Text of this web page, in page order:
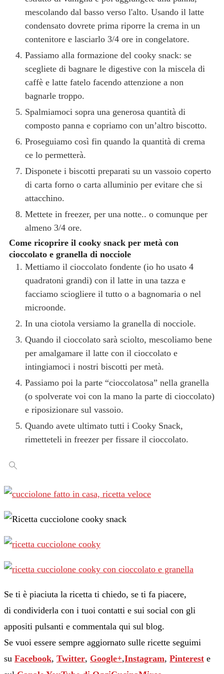
mescolando dal basso verso l'alto. Usando il latte
condensato dovrete prima riporre la crema in un
contenitore e lasciarlo 3/4 ore in congelatore.
Passiamo alla formazione del cooky snack: se
scegliete di bagnare le digestive con la miscela di
caffè e latte fatelo facendo attenzione a non
bagnarle troppo.
Spalmiamoci sopra una generosa quantità di
composto panna e copriamo con un’altro biscotto.
Proseguiamo così fin quando la quantità di crema
ce lo permetterà.
Disponete i biscotti preparati su un vassoio coperto
di carta forno o carta alluminio per evitare che si
attacchino.
Mettete in freezer, per una notte.. o comunque per
almeno 3/4 ore.
Come ricoprire il cooky snack per metà con
cioccolato e granella di nocciole
Mettiamo il cioccolato fondente (io ho usato 4
quadratoni grandi) con il latte in una tazza e
facciamo sciogliere il tutto o a bagnomaria o nel
microonde.
In una ciotola versiamo la granella di nocciole.
Quando il cioccolato sarà sciolto, mescoliamo bene
per amalgamare il latte con il cioccolato e
intingiamoci i nostri biscotti per metà.
Passiamo poi la parte “cioccolatosa” nella granella
(o spolverate voi con la mano la parte di cioccolato)
e riposizionare sul vassoio.
Quando avete ultimato tutti i Cooky Snack,
rimetteteli in freezer per fissare il cioccolato.
Se ti è piaciuta la ricetta ti chiedo, se ti fa piacere,
di condividerla con i tuoi contatti e sui social con gli
appositi pulsanti e commentala qui sul blog.
Se vuoi essere sempre aggiornato sulle ricette seguimi
su Facebook, Twitter, Google+,Instagram, Pinterest e